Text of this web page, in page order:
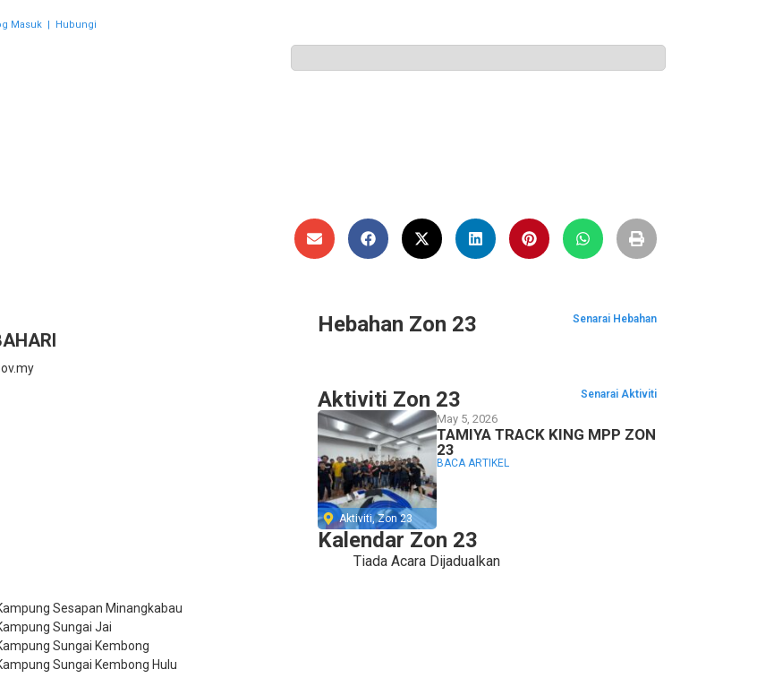
Masuk| Hubungi
Sesapan Minangkabau
Sungai Jai
Sungai Kembong
Sungai Kembong Hulu
Hebahan Zon 23 Senarai Hebahan
Aktiviti Zon 23 Senarai Aktiviti
Aktiviti,Zon 23
May 5, 2026
TAMIYA TRACK KING MPP ZON
23
BACA ARTIKEL
Kalendar Zon 23
Tiada Acara Dijadualkan